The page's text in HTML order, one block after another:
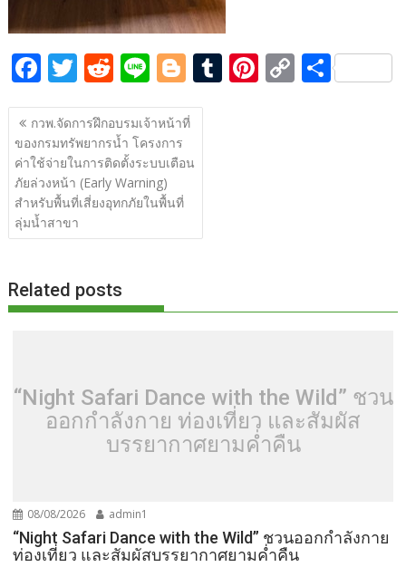
F
ac
e
b
o
o
k
T
w
itt
er
R
e
d
di
t
Li
n
e
Bl
o
g
g
T Pi C S
แนะแนว
เรื่อง
กวพ.จัดการฝึกอบรมเจ้าหน้าที่
ของกรมทรัพยากรน้ำ โครงการ
ค่าใช้จ่ายในการติดตั้งระบบเตือน
ภัยล่วงหน้า (Early Warning)
สำหรับพื้นที่เสี่ยงอุทกภัยในพื้นที่
ลุ่มน้ำสาขา
Related posts
“Night Safari Dance with the Wild” ชวน
ออกกำลังกาย ท่องเที่ยว และสัมผัส
บรรยากาศยามค่ำคืน
08/08/2026 admin1
“Night Safari Dance with the Wild” ชวนออกกำลังกาย
ท่องเที่ยว และสัมผัสบรรยากาศยามค่ำคืน